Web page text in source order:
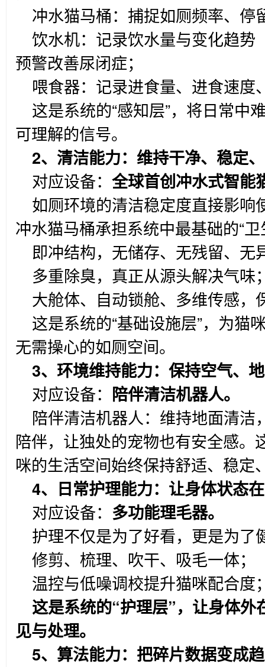
冲水猫马桶：捕捉如厕频率、停
饮水机：记录饮水量与变化趋势
预警改善尿闭症；
喂食器：记录进食量、进食速度
这是系统的“感知层”，将日常中
可理解的信号。
2、清洁能力：维持干净、稳定
对应设备： 全球首创冲水式智能
如厕环境的清洁稳定度直接影响
冲水猫马桶承担系统中最基础的“
即冲结构，无储存、无残留、无
多重除臭，真正从源头解决气味
大舱体、自动锁舱、多维传感，
这是系统的“基础设施层”，为猫
无需操心的如厕空间。
3、环境维持能力：保持空气、
对应设备： 陪伴清洁机器人。
陪伴清洁机器人：维持地面清洁
陪伴，让独处的宠物也有安全感。
咪的生活空间始终保持舒适、稳定
4、日常护理能力：让身体状态
对应设备： 多功能理毛器。
护理不仅是为了好看，更是为了
修剪、梳理、吹干、吸毛一体；
温控与低噪调校提升猫咪配合度
这是系统的“护理层”，让身体
见与处理。
5、算法能力：把碎片数据变成